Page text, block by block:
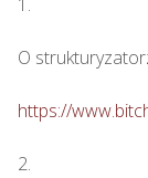
O
https://
2.